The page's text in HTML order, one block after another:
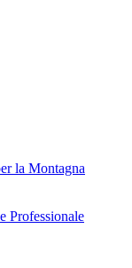
la Montagna
Professionale